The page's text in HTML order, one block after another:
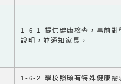
1-6-1 提供健康檢查，事前對
說明，並通知家長。
1-6-2 學校照顧有特殊健康需